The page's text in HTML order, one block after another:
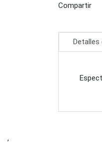
Compartir
Detalles
,